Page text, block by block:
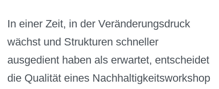
In einer Zeit, in der Veränderungsdruck
wächst und Strukturen schneller
ausgedient haben als erwartet, entscheidet
die Qualität eines Nachhaltigkeitsworkshop